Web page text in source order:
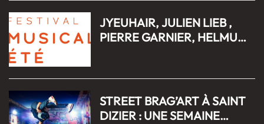
JYEUHAIR, JULIEN LIEB ,
PIERRE GARNIER, HELMUT
PROCHAIN MUSICAL ETÉ À
SAINT DIZIER
STREET BRAG’ART À SAINT
DIZIER : UNE SEMAINE